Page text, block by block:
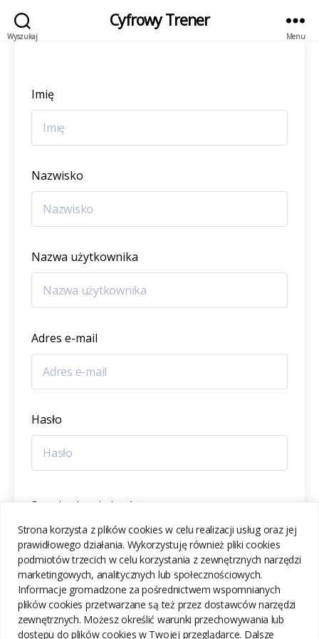
Strona korzysta z plików cookies w celu realizacji usług oraz jej
prawidłowego działania. Wykorzystuję również pliki cookies
podmiotów trzecich w celu korzystania z zewnętrznych narzędzi
marketingowych, analitycznych lub społecznościowych.
Informacje gromadzone za pośrednictwem wspomnianych
plików cookies przetwarzane są też przez dostawców narzędzi
zewnętrznych. Możesz określić warunki przechowywania lub
dostępu do plików cookies w Twojej przeglądarce. Dalsze
Wyszukaj
Cyfrowy Trener
Menu
Imię
Nazwisko
Nazwa użytkownika
Adres e-mail
Hasło
Potwierdzenie hasła
ZAREJESTRUJ SIĘ